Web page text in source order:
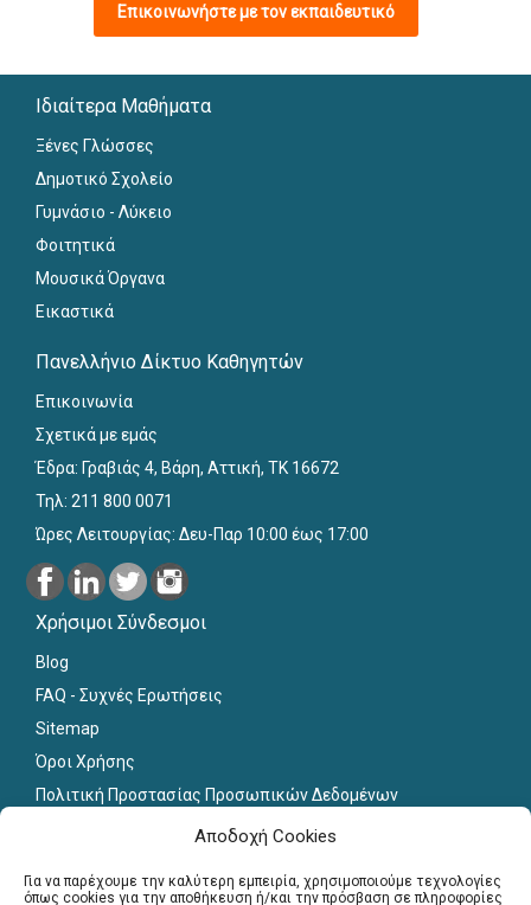
Αποδοχή Cookies
Για να παρέχουμε την καλύτερη εμπειρία, χρησιμοποιούμε τεχνολογίες
όπως cookies για την αποθήκευση ή/και την πρόσβαση σε πληροφορίες
Επικοινωνήστε με τον εκπαιδευτικό
Ιδιαίτερα Μαθήματα
Ξένες Γλώσσες
Δημοτικό Σχολείο
Γυμνάσιο - Λύκειο
Φοιτητικά
Μουσικά Όργανα
Εικαστικά
Πανελλήνιο Δίκτυο Καθηγητών
Επικοινωνία
Σχετικά με εμάς
Έδρα: Γραβιάς 4, Βάρη, Αττική, ΤΚ 16672
Τηλ: 211 800 0071
Ώρες Λειτουργίας: Δευ-Παρ 10:00 έως 17:00
Χρήσιμοι Σύνδεσμοι
Blog
FAQ - Συχνές Ερωτήσεις
Sitemap
Όροι Χρήσης
Πολιτική Προστασίας Προσωπικών Δεδομένων
Για εκπαιδευτικούς